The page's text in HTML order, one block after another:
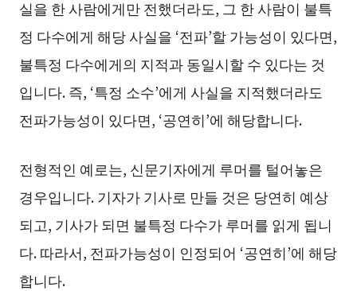
실을 한 사람에게만 전했더라도, 그 한 사람이 불특
정 다수에게 해당 사실을 ‘전파’할 가능성이 있다면,
불특정 다수에게의 지적과 동일시할 수 있다는 것
입니다. 즉, ‘특정 소수’에게 사실을 지적했더라도
전파가능성이 있다면, ‘공연히’에 해당합니다.
전형적인 예로는, 신문기자에게 루머를 털어놓은
경우입니다. 기자가 기사로 만들 것은 당연히 예상
되고, 기사가 되면 불특정 다수가 루머를 읽게 됩니
다. 따라서, 전파가능성이 인정되어 ‘공연히’에 해당
합니다.